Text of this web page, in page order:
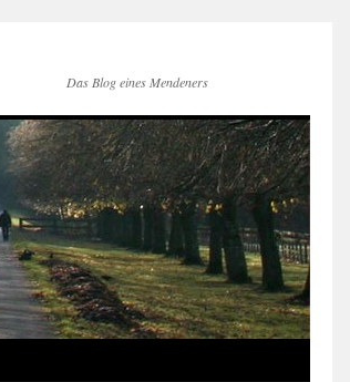
Das Blog eines Mendeners